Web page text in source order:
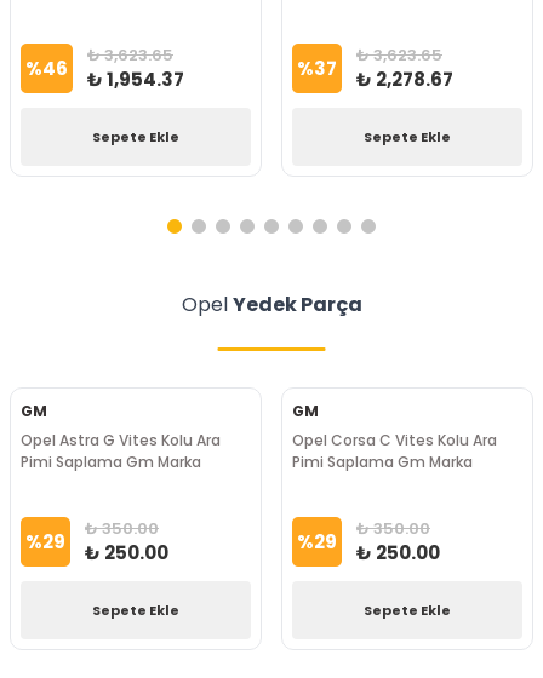
%46 ₺ 3,623.65
₺ 1,954.37
Sepete Ekle
%37 ₺ 3,623.65
₺ 2,278.67
Sepete Ekle
OpelYedek Parça
GM
Opel Astra G Vites Kolu Ara
Pimi Saplama Gm Marka
%29 ₺ 350.00
₺ 250.00
Sepete Ekle
GM
Opel Corsa C Vites Kolu Ara
Pimi Saplama Gm Marka
%29 ₺ 350.00
₺ 250.00
Sepete Ekle